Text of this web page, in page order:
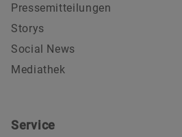
Pressemitteilungen
Storys
Social News
Mediathek
Service